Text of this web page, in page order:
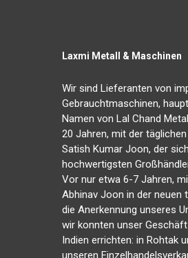
Laxmi Metall & Maschinen
Wir sind Lieferanten von
Gebrauchtmaschinen,
Namen von Lal Chand
20 Jahren, mit der
Satish Kumar Joon, der
hochwertigsten
Vor nur etwa 6-7 Jahren,
Abhinav Joon in der neuen
die Anerkennung unseres
wir konnten unser
Indien errichten: in Rohtak
unseren